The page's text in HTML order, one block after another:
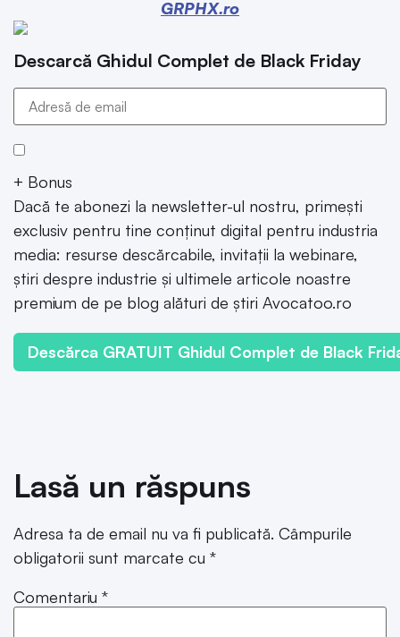
GRPHX.ro
Descarcă Ghidul Complet de Black Friday
+ Bonus
Dacă te abonezi la newsletter-ul nostru, primești
exclusiv pentru tine conținut digital pentru industria
media: resurse descărcabile, invitații la webinare,
știri despre industrie și ultimele articole noastre
premium de pe blog alături de știri Avocatoo.ro
Descărca GRATUIT Ghidul Complet de Black
Lasă un răspuns
Adresa ta de email nu va fi publicată. Câmpurile
obligatorii sunt marcate cu *
Comentariu *